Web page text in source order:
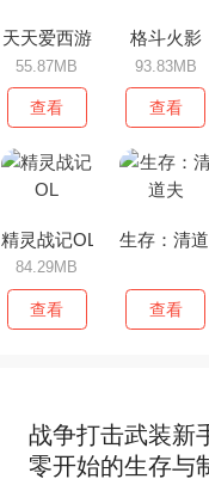
天天爱西游
55.87MB
查看
格斗火影
93.83MB
查看
精灵战记OL
84.29MB
查看
生存：清道
查看
战争打击武装新
零开始的生存与